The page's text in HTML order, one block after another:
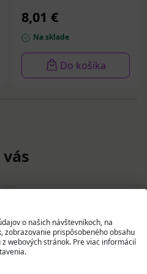
8,01 €
Na sklade
Do košíka
o našich návštevníkoch, na
zobrazovanie prispôsobeného obsahu
webových stránok. Pre viac informácií